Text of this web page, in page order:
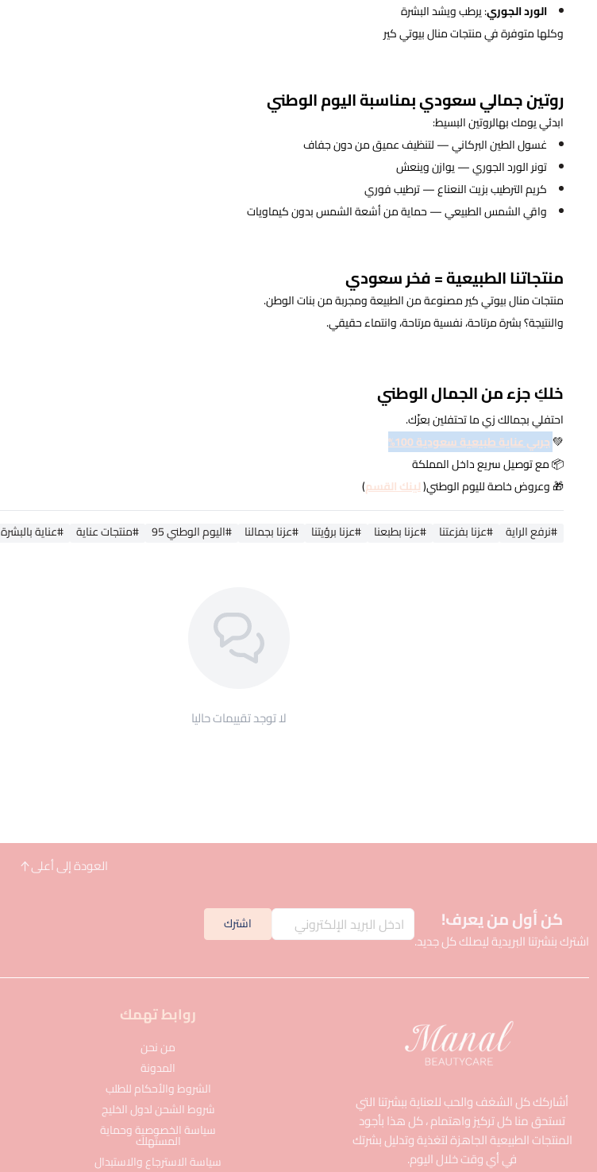
الورد الجوري: يرطب ويشد البشرة
وكلها متوفرة في منتجات منال بيوتي كير
روتين جمالي سعودي بمناسبة اليوم الوطني
ابدئي يومك بهالروتين البسيط:
غسول الطين البركاني — لتنظيف عميق من دون جفاف
تونر الورد الجوري — يوازن وينعش
كريم الترطيب بزيت النعناع — ترطيب فوري
واقي الشمس الطبيعي — حماية من أشعة الشمس بدون كيماويات
منتجاتنا الطبيعية = فخر سعودي
منتجات منال بيوتي كير مصنوعة من الطبيعة ومجربة من بنات الوطن.
والنتيجة؟ بشرة مرتاحة، نفسية مرتاحة، وانتماء حقيقي.
خلكِ جزء من الجمال الوطني
احتفلي بجمالك زي ما تحتفلين بعزّك.
💚جربي عناية طبيعية سعودية 100%
📦 مع توصيل سريع داخل المملكة
🎁 وعروض خاصة لليوم الوطني(لينك القسم)
#نرفع الراية #عزنا بفزعتنا #عزنا بطبعنا #عزنا برؤيتنا #عزنا بجمالنا #اليوم الوطني 95 #منتجات عناية #عناية بالبشرة
لا توجد تقييمات حاليا
العودة إلى أعلى
كن أول من يعرف!
اشترك بنشرتنا البريدية ليصلك كل جديد.
اشترك
أشاركك كل الشغف والحب للعناية ببشرتنا التي
تستحق منا كل تركيز واهتمام ، كل هذا بأجود
المنتجات الطبيعية الجاهزة لتغذية وتدليل بشرتك
في أي وقت خلال اليوم.
روابط تهمك
من نحن
المدونة
الشروط والأحكام للطلب
شروط الشحن لدول الخليج
سياسة الخصوصية وحماية
المستهلك
سياسة الاسترجاع والاستبدال